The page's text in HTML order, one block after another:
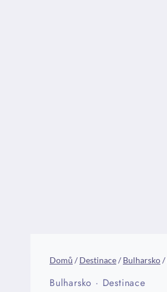
Domů / Destinace/ Bulharsko/
Bulharsko · Destinace